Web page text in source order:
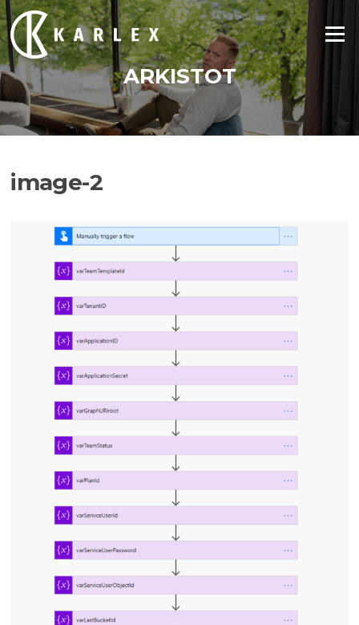
Siirry
suoraan
sisältöön
Valikko
ARKISTOT
image-2